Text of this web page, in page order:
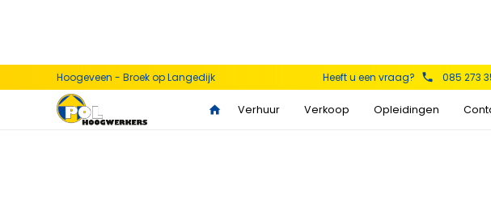
Hoogeveen - Broek op Langedijk Heeft u een vraag? 085 273
Verhuur Verkoop Opleidingen
Low Level Hoogwerkers